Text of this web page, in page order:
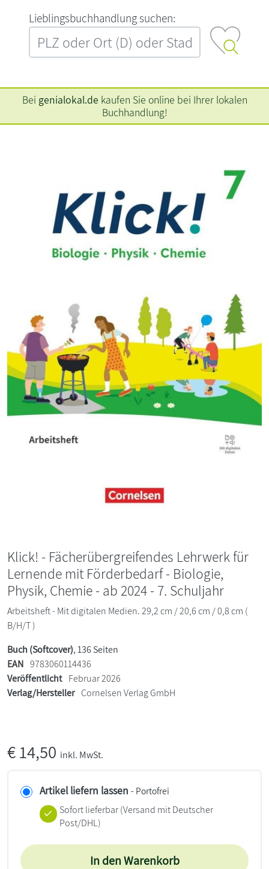
L‍i‍e‍b‍l‍i‍n‍g‍s‍b‍u‍c‍h‍h‍a‍n‍d‍l‍u‍n‍g‍ ‍s‍u‍c‍h‍e‍n‍:‍
Bei genialokal.de kaufen Sie online bei Ihrer lokalen
Buchhandlung!
Klick! - Fächerübergreifendes Lehrwerk für
Lernende mit Förderbedarf - Biologie,
Physik, Chemie - ab 2024 - 7. Schuljahr
Arbeitsheft - Mit digitalen Medien. 29,2 cm / 20,6 cm / 0,8 cm (
B/H/T )
Buch (Softcover), 136 Seiten
EAN 9783060114436
Veröffentlicht Februar 2026
Verlag/Hersteller Cornelsen Verlag GmbH
€14,50 inkl. MwSt.
Artikel liefern lassen - Portofrei
Sofort lieferbar(Versand mit Deutscher
Post/DHL)
In den Warenkorb